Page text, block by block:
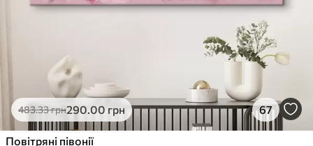
✓Стійкість до вицвітання
Екологічний матеріал
Еко-Преміум
.00грн
✓Яскраві, насичені кольори
483.33грн290.00 грн 67
Повітряні півонії